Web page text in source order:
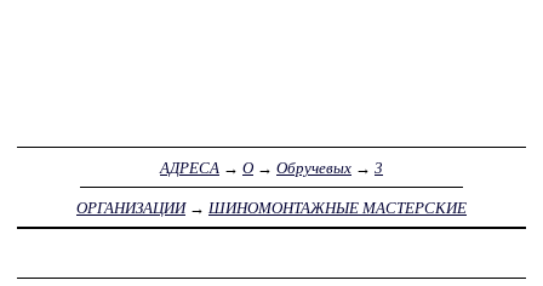
АДРЕСА → О → Обручевых → 3
ОРГАНИЗАЦИИ→ ШИНОМОНТАЖНЫЕ МАСТЕРСКИЕ